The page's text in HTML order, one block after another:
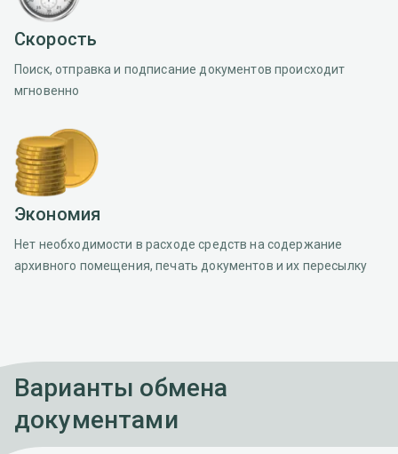
Скорость
Поиск, отправка и подписание документов происходит
мгновенно
Экономия
Нет необходимости в расходе средств на содержание
архивного помещения, печать документов и их пересылку
Варианты обмена
документами